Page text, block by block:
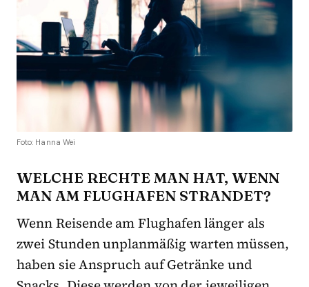
Foto: Hanna Wei
WELCHE RECHTE MAN HAT, WENN
MAN AM FLUGHAFEN STRANDET?
Wenn Reisende am Flughafen länger als
zwei Stunden unplanmäßig warten müssen,
haben sie Anspruch auf Getränke und